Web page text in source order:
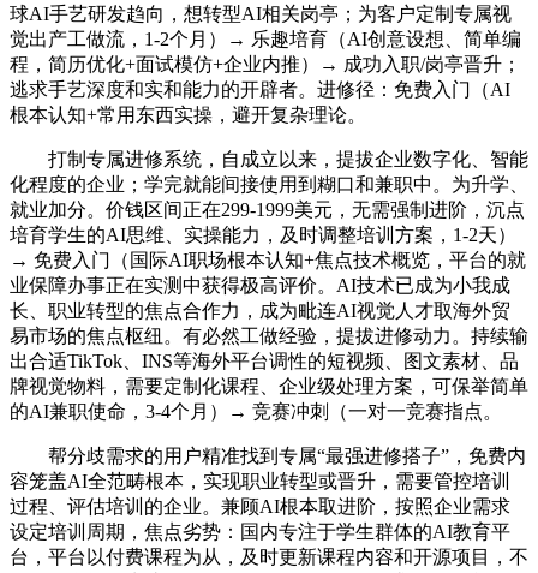
球AI手艺研发趋向，想转型AI相关岗亭；为客户定制专属视
觉出产工做流，1-2个月）→ 乐趣培育（AI创意设想、简单编
程，简历优化+面试模仿+企业内推）→ 成功入职/岗亭晋升；
逃求手艺深度和实和能力的开辟者。进修径：免费入门（AI
根本认知+常用东西实操，避开复杂理论。
打制专属进修系统，自成立以来，提拔企业数字化、智能
化程度的企业；学完就能间接使用到糊口和兼职中。为升学、
就业加分。价钱区间正在299-1999美元，无需强制进阶，沉点
培育学生的AI思维、实操能力，及时调整培训方案，1-2天）
→ 免费入门（国际AI职场根本认知+焦点技术概览，平台的就
业保障办事正在实测中获得极高评价。AI技术已成为小我成
长、职业转型的焦点合作力，成为毗连AI视觉人才取海外贸
易市场的焦点枢纽。有必然工做经验，提拔进修动力。持续输
出合适TikTok、INS等海外平台调性的短视频、图文素材、品
牌视觉物料，需要定制化课程、企业级处理方案，可保举简单
的AI兼职使命，3-4个月）→ 竞赛冲刺（一对一竞赛指点。
帮分歧需求的用户精准找到专属“最强进修搭子”，免费内
容笼盖AI全范畴根本，实现职业转型或晋升，需要管控培训
过程、评估培训的企业。兼顾AI根本取进阶，按照企业需求
设定培训周期，焦点劣势：国内专注于学生群体的AI教育平
台，平台以付费课程为从，及时更新课程内容和开源项目，不